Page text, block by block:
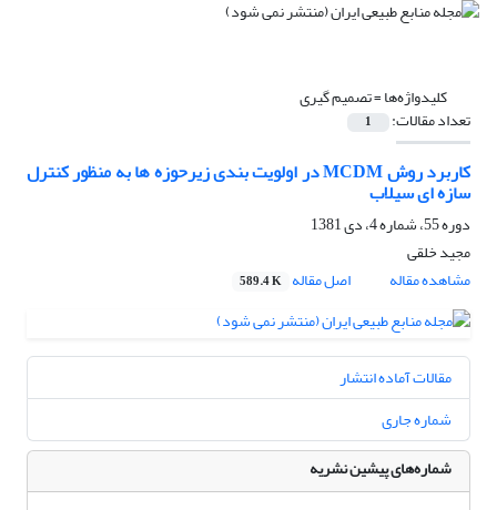
کلیدواژه‌ها =تصمیم گیری
تعداد مقالات: 1
کاربرد روش MCDM در اولویت بندی زیرحوزه ها به منظور کنترل
سازه ای سیلاب
دوره 55، شماره 4، دی 1381
مجید خلقی
مشاهده مقاله
اصل مقاله 589.4 K
مقالات آماده انتشار
شماره جاری
شماره‌های پیشین نشریه